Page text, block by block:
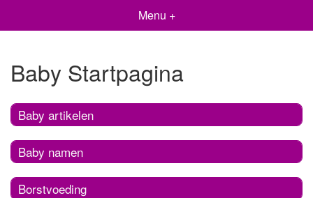
Menu +
Baby Startpagina
Baby artikelen
Baby namen
Borstvoeding